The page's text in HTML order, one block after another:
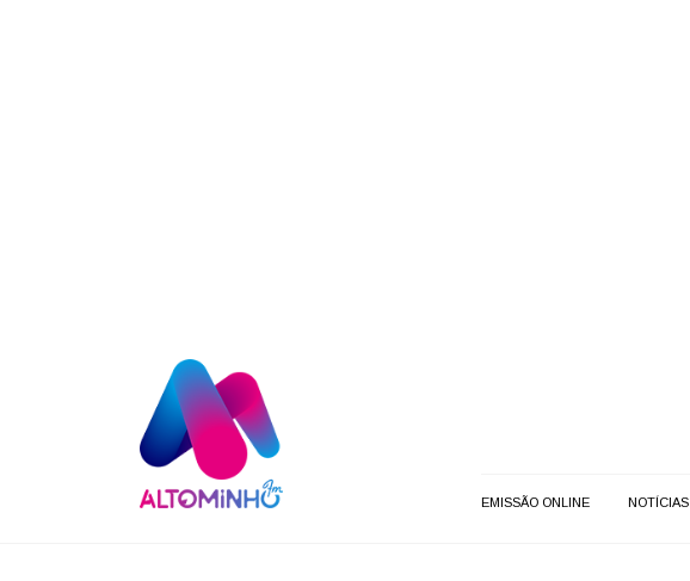
EMISSÃO ONLINE NOTÍCIAS